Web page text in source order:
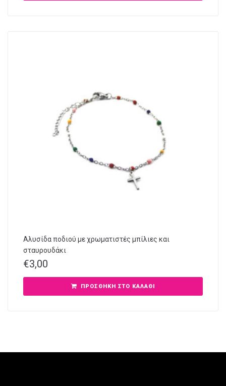
Αλυσίδα ποδιού με χρωματιστές μπίλιες και
σταυρουδάκι
€3,00
ΠΡΟΣΘΉΚΗ ΣΤΟ ΚΑΛΆΘΙ